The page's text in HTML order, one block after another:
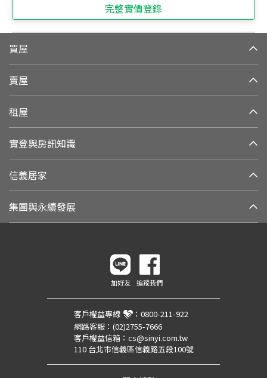
完整實價登錄
買屋
賣屋
租屋
實登與房訊知識
信義居家
集團與永續發展
加好友 追蹤我們
客戶權益專線 ： 0800-211-922
網路客服： (02)2755-7666
客戶權益信箱： cs@sinyi.com.tw
110 台北市信義區信義路五段100號